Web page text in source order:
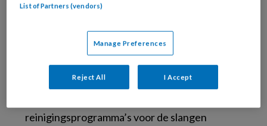
De Ultra Relax-stoffering past zich zelfs aan
aan het gewicht en de lichaamstemperatuur
van de patiënt. Veel tijd is uiteraard gestoken
reinigingsprogramma’s voor de slangen
List of Partners (vendors)
Manage Preferences
Reject All I Accept